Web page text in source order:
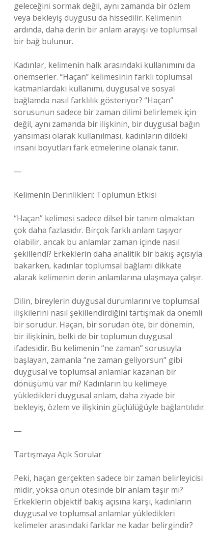
geleceğini sormak değil, aynı zamanda bir özlem
veya bekleyiş duygusu da hissedilir. Kelimenin
ardında, daha derin bir anlam arayışı ve toplumsal
bir bağ bulunur.
Kadınlar, kelimenin halk arasındaki kullanımını da
önemserler. “Haçan” kelimesinin farklı toplumsal
katmanlardaki kullanımı, duygusal ve sosyal
bağlamda nasıl farklılık gösteriyor? “Haçan”
sorusunun sadece bir zaman dilimi belirlemek için
değil, aynı zamanda bir ilişkinin, bir duygusal bağın
yansıması olarak kullanılması, kadınların dildeki
insani boyutları fark etmelerine olanak tanır.
—
Kelimenin Derinlikleri: Toplumun Etkisi
“Haçan” kelimesi sadece dilsel bir tanım olmaktan
çok daha fazlasıdır. Birçok farklı anlam taşıyor
olabilir, ancak bu anlamlar zaman içinde nasıl
şekillendi? Erkeklerin daha analitik bir bakış açısıyla
bakarken, kadınlar toplumsal bağlamı dikkate
alarak kelimenin derin anlamlarına ulaşmaya çalışır.
Dilin, bireylerin duygusal durumlarını ve toplumsal
ilişkilerini nasıl şekillendirdiğini tartışmak da önemli
bir sorudur. Haçan, bir sorudan öte, bir dönemin,
bir ilişkinin, belki de bir toplumun duygusal
ifadesidir. Bu kelimenin “ne zaman” sorusuyla
başlayan, zamanla “ne zaman geliyorsun” gibi
duygusal ve toplumsal anlamlar kazanan bir
dönüşümü var mı? Kadınların bu kelimeye
yükledikleri duygusal anlam, daha ziyade bir
bekleyiş, özlem ve ilişkinin güçlülüğüyle bağlantılıdır.
—
Tartışmaya Açık Sorular
Peki, haçan gerçekten sadece bir zaman belirleyicisi
midir, yoksa onun ötesinde bir anlam taşır mı?
Erkeklerin objektif bakış açısına karşı, kadınların
duygusal ve toplumsal anlamlar yükledikleri
kelimeler arasındaki farklar ne kadar belirgindir?